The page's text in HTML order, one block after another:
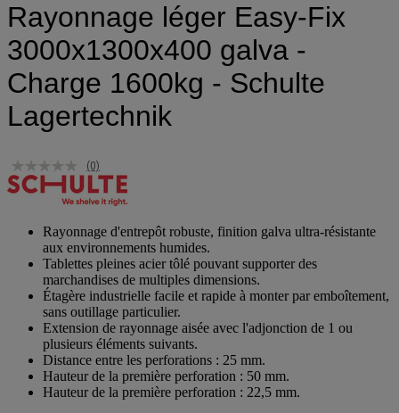
Rayonnage léger Easy-Fix
3000x1300x400 galva -
Charge 1600kg - Schulte
Lagertechnik
(0)
Rayonnage d'entrepôt robuste, finition galva ultra-résistante
aux environnements humides.
Tablettes pleines acier tôlé pouvant supporter des
marchandises de multiples dimensions.
Étagère industrielle facile et rapide à monter par emboîtement,
sans outillage particulier.
Extension de rayonnage aisée avec l'adjonction de 1 ou
plusieurs éléments suivants.
Distance entre les perforations : 25 mm.
Hauteur de la première perforation : 50 mm.
Hauteur de la première perforation : 22,5 mm.